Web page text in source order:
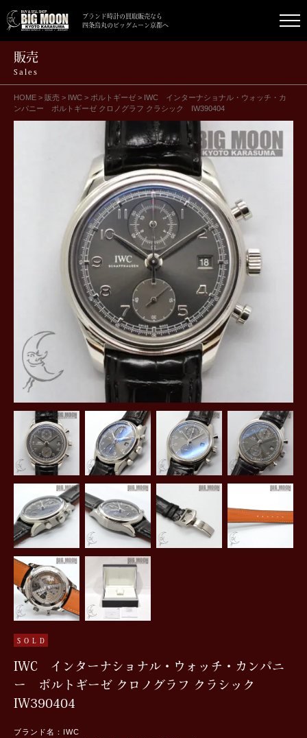
ブランド時計の買取販売なら
四条烏丸のビッグムーン京都へ
販売
Sales
HOME > 販売 > IWC > ポルトギーゼ > IWC インターナショナル・ウォッチ・カ
ンパニー ポルトギーゼ クロノグラフ クラシック IW390404
SOLD
IWC インターナショナル・ウォッチ・カンパニ
ー ポルトギーゼ クロノグラフ クラシック
IW390404
ブランド名：IWC